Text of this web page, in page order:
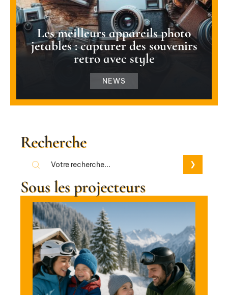
Les meilleurs appareils photo
jetables : capturer des souvenirs
retro avec style
NEWS
Recherche
Sous les projecteurs